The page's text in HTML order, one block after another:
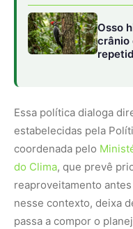
Jundiaí e o
Enquanto São Paulo
2013, o município
construção civil gerado
toneladas por mês. O
no controle digital.